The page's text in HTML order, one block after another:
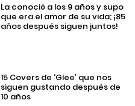
La conoció a los 9 años y supo
que era el amor de su vida; ¡85
años después siguen juntos!
15 Covers de ‘Glee’ que nos
siguen gustando después de
10 años